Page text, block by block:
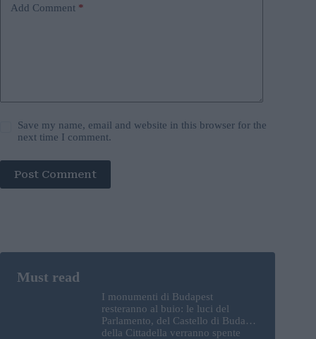
Add Comment *
Save my name, email and website in this browser for the
next time I comment.
Post Comment
I monumenti di Budapest
resteranno al buio: le luci del
Parlamento, del Castello di Buda e
della Cittadella verranno spente